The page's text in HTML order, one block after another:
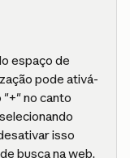
espaço de
pode ativá-
"+" no canto
isso
busca na web.